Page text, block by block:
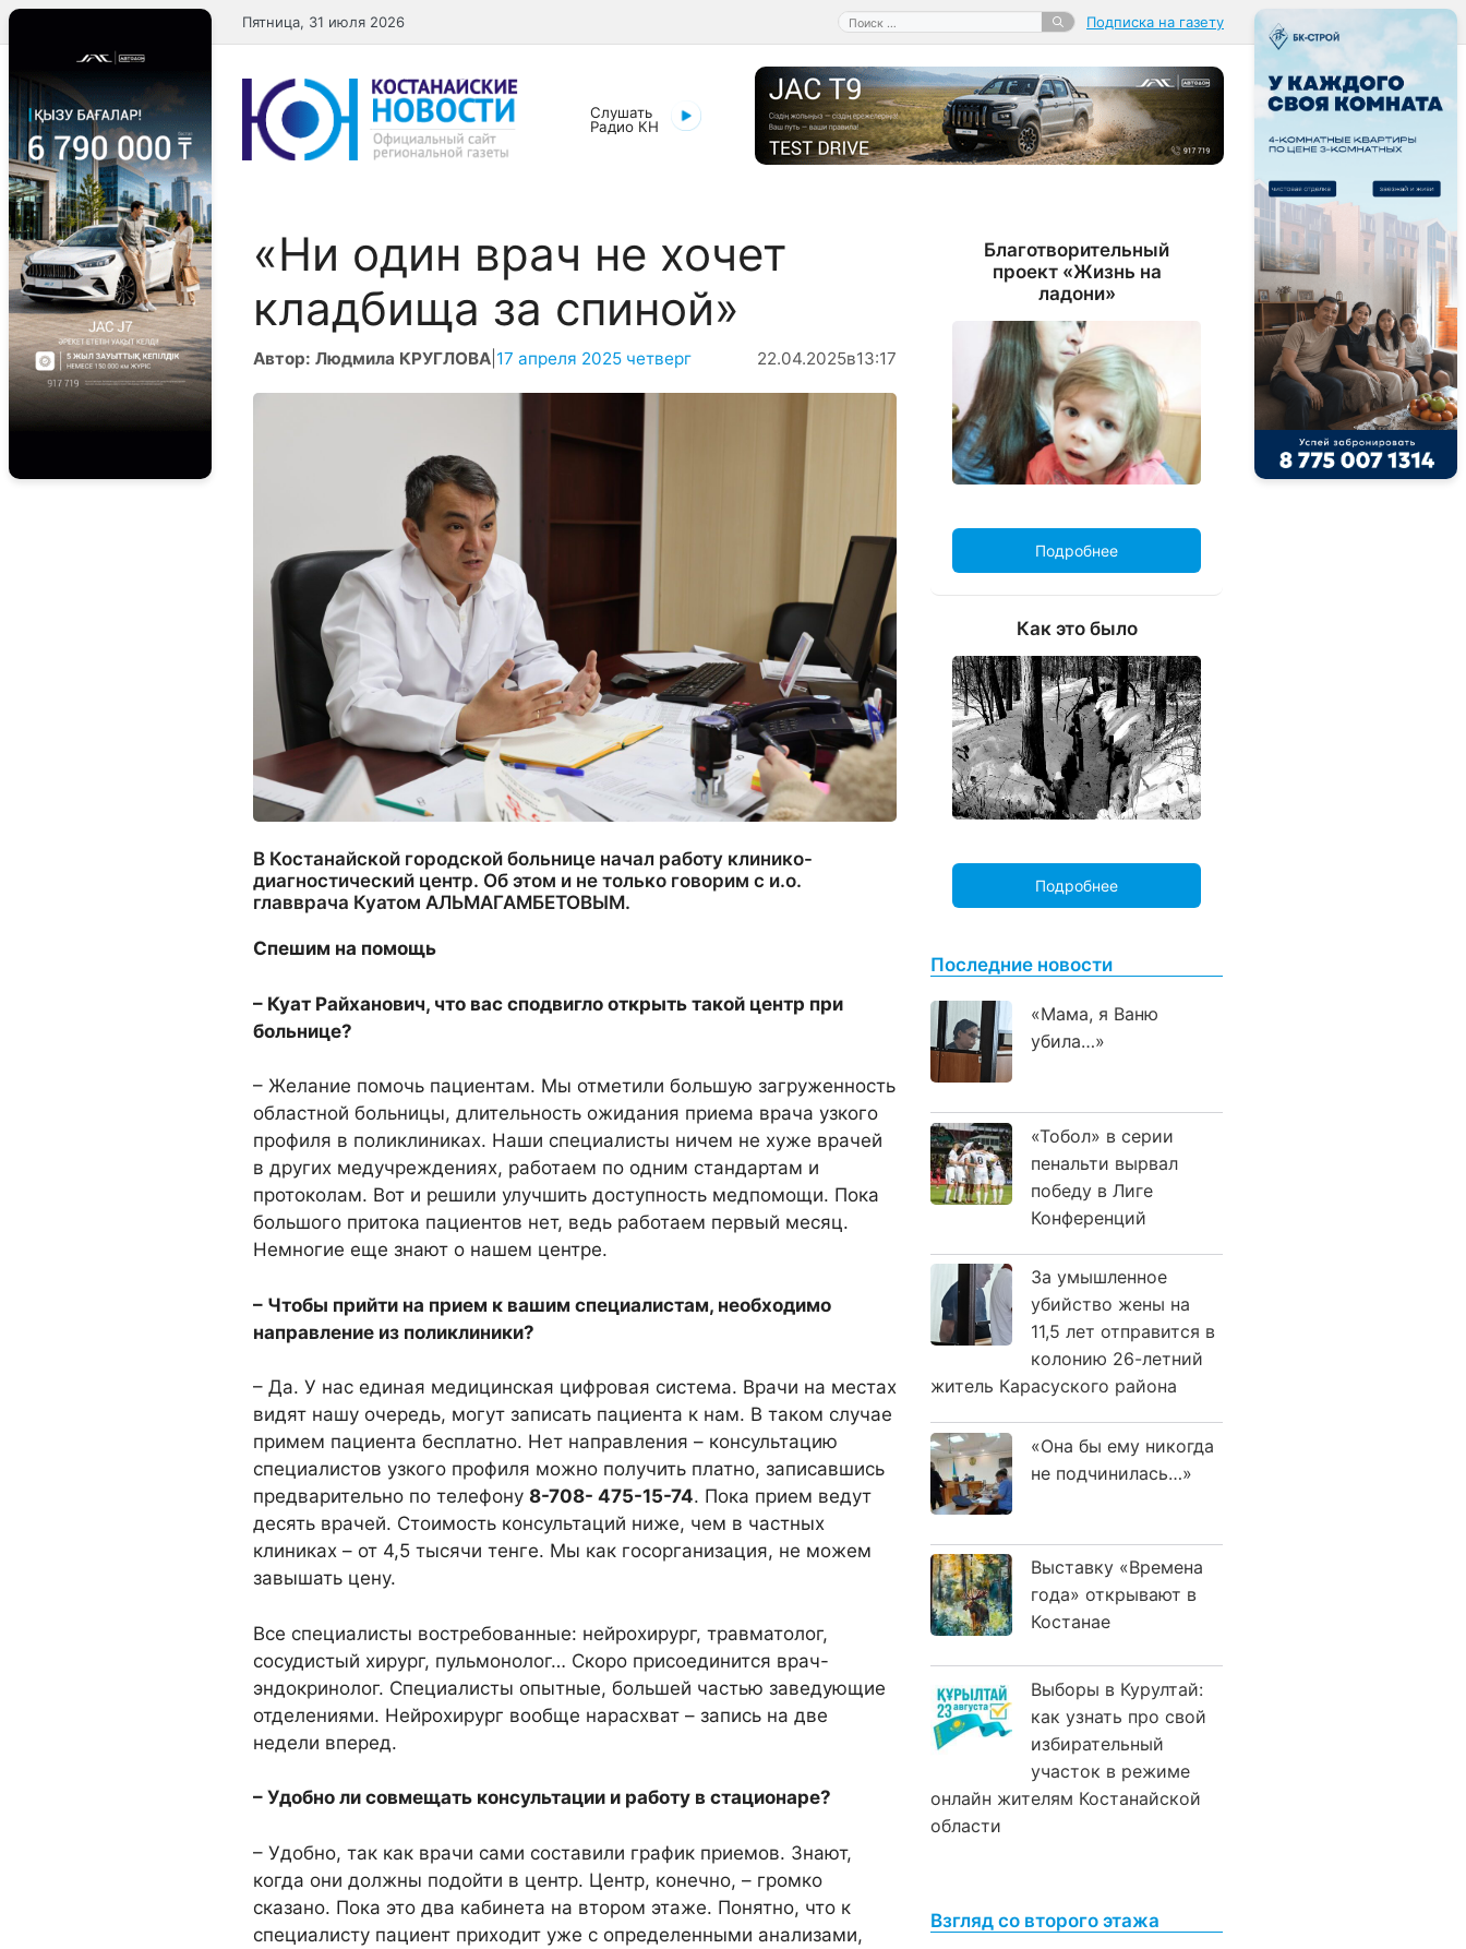
Перейти
к
содержимому
Поиск:
Пятница, 31 июля 2026 Подписка на газету
Слушать
Радио КН
«Ни один врач не хочет
кладбища за спиной»
Автор: Людмила КРУГЛОВА 17 апреля 2025 четверг 22.04.2025в13:17
В Костанайской городской больнице начал работу клинико-
диагностический центр. Об этом и не только говорим с и.о.
главврача Куатом АЛЬМАГАМБЕТОВЫМ.
Спешим на помощь
– Куат Райханович, что вас сподвигло открыть такой центр при
больнице?
– Желание помочь пациентам. Мы отметили большую загруженность
областной больницы, длительность ожидания приема врача узкого
профиля в поликлиниках. Наши специалисты ничем не хуже врачей
в других медучреждениях, работаем по одним стандартам и
протоколам. Вот и решили улучшить доступность медпомощи. Пока
большого притока пациентов нет, ведь работаем первый месяц.
Немногие еще знают о нашем центре.
– Чтобы прийти на прием к вашим специалистам, необходимо
направление из поликлиники?
– Да. У нас единая медицинская цифровая система. Врачи на местах
видят нашу очередь, могут записать пациента к нам. В таком случае
примем пациента бесплатно. Нет направления – консультацию
специалистов узкого профиля можно получить платно, записавшись
предварительно по телефону 8-708- 475-15-74. Пока прием ведут
десять врачей. Стоимость консультаций ниже, чем в частных
клиниках – от 4,5 тысячи тенге. Мы как госорганизация, не можем
завышать цену.
Все специалисты востребованные: нейрохирург, травматолог,
сосудистый хирург, пульмонолог… Скоро присоединится врач-
эндокринолог. Специалисты опытные, большей частью заведующие
отделениями. Нейрохирург вообще нарасхват – запись на две
недели вперед.
– Удобно ли совмещать консультации и работу в стационаре?
– Удобно, так как врачи сами составили график приемов. Знают,
когда они должны подойти в центр. Центр, конечно, – громко
сказано. Пока это два кабинета на втором этаже. Понятно, что к
специалисту пациент приходит уже с определенными анализами,
Благотворительный
проект «Жизнь на
ладони»
Подробнее
Как это было
Подробнее
Последние новости
«Мама, я Ваню
убила…»
«Тобол» в серии
пенальти вырвал
победу в Лиге
Конференций
За умышленное
убийство жены на
11,5 лет отправится в
колонию 26-летний
житель Карасуского района
«Она бы ему никогда
не подчинилась…»
Выставку «Времена
года» открывают в
Костанае
Выборы в Курултай:
как узнать про свой
избирательный
участок в режиме
онлайн жителям Костанайской
области
Взгляд со второго этажа